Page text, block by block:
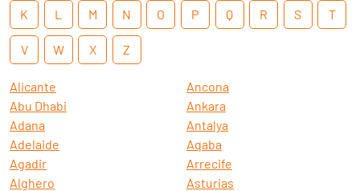
K L M N O P Q R S T
V W X Z
Alicante
Abu Dhabi
Adana
Adelaide
Agadir
Alghero
Ancona
Ankara
Antalya
Aqaba
Arrecife
Asturias